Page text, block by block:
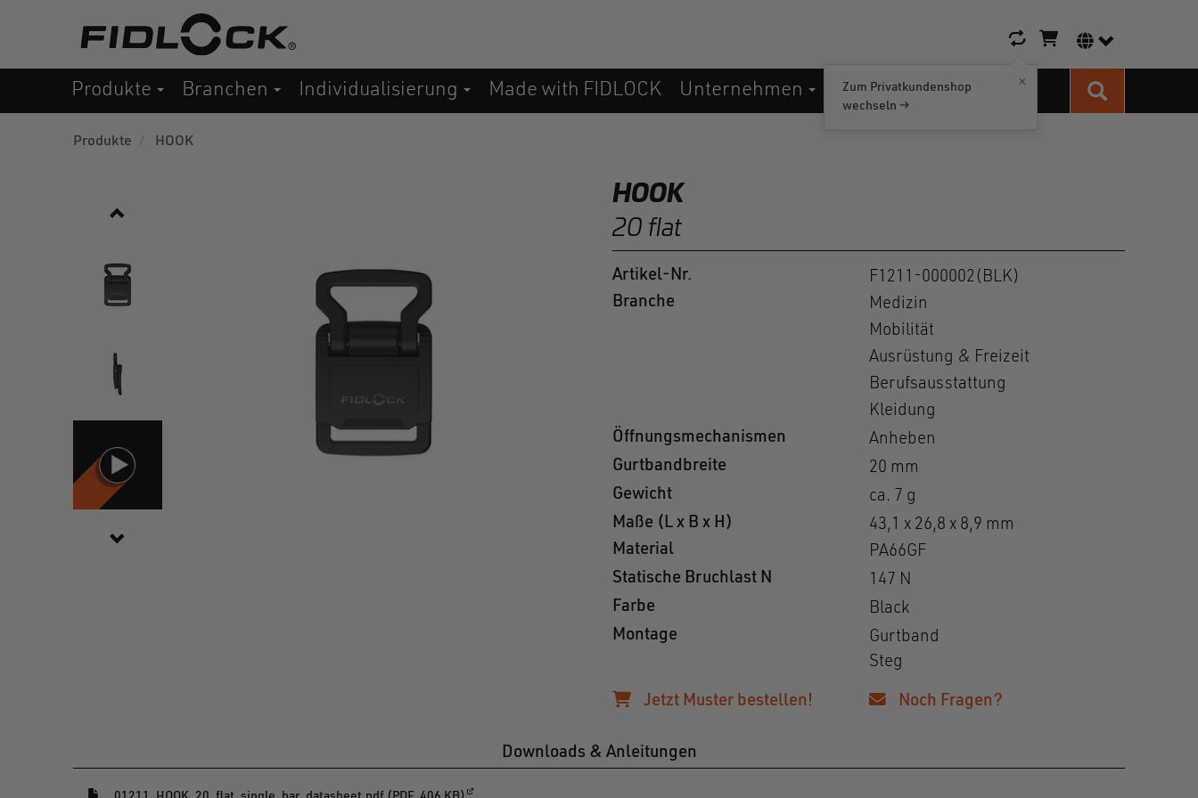
×
Zum Privatkundenshop
wechseln →
Warenkorb-Icon
Produkte Branchen Individualisierung Made with FIDLOCK Unternehmen Kontakt Suche
Produkte HOOK
HOOK
20 flat
Artikel-Nr.
F1211-000002(BLK)
Branche
Medizin
Mobilität
Ausrüstung & Freizeit
Berufsausstattung
Kleidung
Öffnungsmechanismen
Anheben
Gurtbandbreite
20 mm
Gewicht
ca. 7 g
Maße (L x B x H)
43,1 x 26,8 x 8,9 mm
Material
PA66GF
Statische Bruchlast N
147 N
Farbe
Black
Montage
Gurtband
Steg
Jetzt Muster bestellen! Noch Fragen?
Downloads & Anleitungen
(öffnet in einem neuen Fenster)